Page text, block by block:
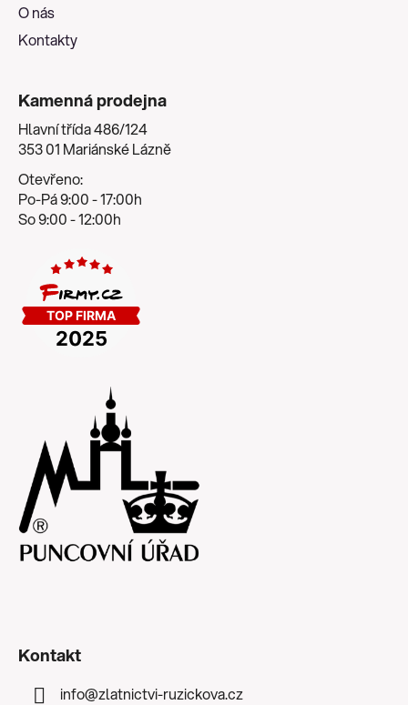
O nás
Kontakty
Kamenná prodejna
Hlavní třída 486/124
353 01 Mariánské Lázně
Otevřeno:
Po-Pá 9:00 - 17:00h
So 9:00 - 12:00h
Kontakt
info@zlatnictvi-ruzickova.cz